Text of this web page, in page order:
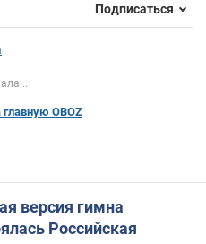
Подписаться
OBOZ
версия гимна
Российская